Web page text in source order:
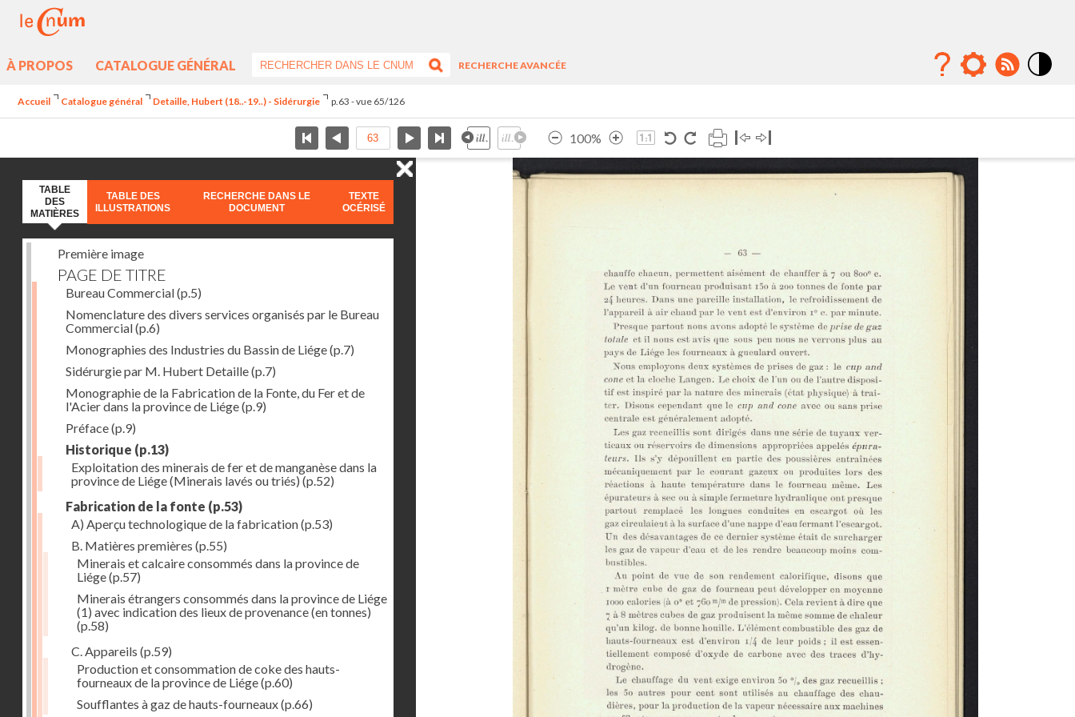
À PROPOS CATALOGUE GÉNÉRAL
RECHERCHE AVANCÉE
Accueil Catalogue général Detaille, Hubert (18..-19..) - Sidérurgie p.63 - vue 65/126
100%
TABLE
DES
MATIÈRES
TABLE DES
ILLUSTRATIONS
RECHERCHE DANS LE
DOCUMENT
TEXTE
OCÉRISÉ
Première image
PAGE DE TITRE
Bureau Commercial(p.5)
Nomenclature des divers services organisés par le Bureau
Commercial(p.6)
Monographies des Industries du Bassin de Liége(p.7)
Sidérurgie par M. Hubert Detaille(p.7)
Monographie de la Fabrication de la Fonte, du Fer et de
l'Acier dans la province de Liége(p.9)
Préface(p.9)
Historique (p.13)
Exploitation des minerais de fer et de manganèse dans la
province de Liége (Minerais lavés ou triés) (p.52)
Fabrication de la fonte (p.53)
A) Aperçu technologique de la fabrication(p.53)
B. Matières premières (p.55)
Minerais et calcaire consommés dans la province de
Liége(p.57)
Minerais étrangers consommés dans la province de Liége
(1) avec indication des lieux de provenance (en tonnes)
(p.58)
C. Appareils (p.59)
Production et consommation de coke des hauts-
fourneaux de la province de Liége(p.60)
Soufflantes à gaz de hauts-fourneaux(p.66)